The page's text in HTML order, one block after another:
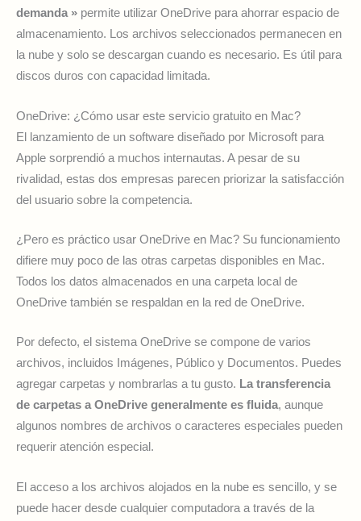
demanda » permite utilizar OneDrive para ahorrar espacio de
almacenamiento. Los archivos seleccionados permanecen en
la nube y solo se descargan cuando es necesario. Es útil para
discos duros con capacidad limitada.
OneDrive: ¿Cómo usar este servicio gratuito en Mac?
El lanzamiento de un software diseñado por Microsoft para
Apple sorprendió a muchos internautas. A pesar de su
rivalidad, estas dos empresas parecen priorizar la satisfacción
del usuario sobre la competencia.
¿Pero es práctico usar OneDrive en Mac? Su funcionamiento
difiere muy poco de las otras carpetas disponibles en Mac.
Todos los datos almacenados en una carpeta local de
OneDrive también se respaldan en la red de OneDrive.
Por defecto, el sistema OneDrive se compone de varios
archivos, incluidos Imágenes, Público y Documentos. Puedes
agregar carpetas y nombrarlas a tu gusto. La transferencia
de carpetas a OneDrive generalmente es fluida, aunque
algunos nombres de archivos o caracteres especiales pueden
requerir atención especial.
El acceso a los archivos alojados en la nube es sencillo, y se
puede hacer desde cualquier computadora a través de la